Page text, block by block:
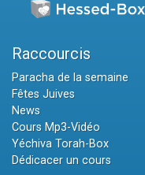
Raccourcis
Paracha de la semaine
Fêtes Juives
News
Cours Mp3-Vidéo
Yéchiva Torah-Box
Dédicacer un cours